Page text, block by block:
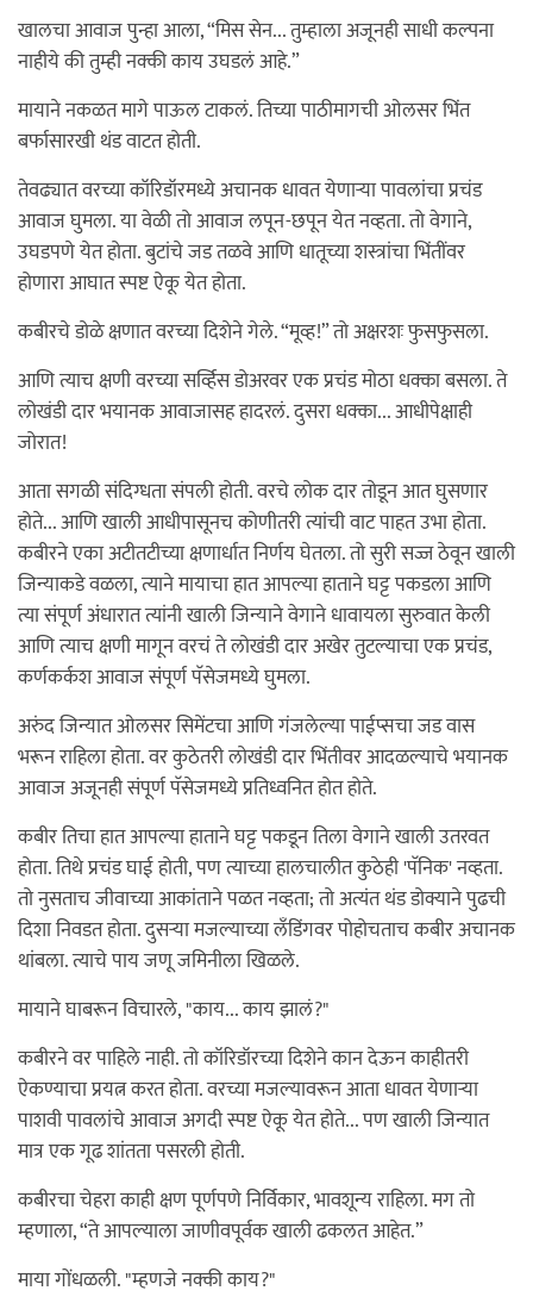
खालचा आवाज पुन्हा आला, “मिस सेन... तुम्हाला अजूनही साधी कल्पना
नाहीये की तुम्ही नक्की काय उघडलं आहे.”
मायाने नकळत मागे पाऊल टाकलं. तिच्या पाठीमागची ओलसर भिंत
बर्फासारखी थंड वाटत होती.
तेवढ्यात वरच्या कॉरिडॉरमध्ये अचानक धावत येणाऱ्या पावलांचा प्रचंड
आवाज घुमला. या वेळी तो आवाज लपून-छपून येत नव्हता. तो वेगाने,
उघडपणे येत होता. बुटांचे जड तळवे आणि धातूच्या शस्त्रांचा भिंतींवर
होणारा आघात स्पष्ट ऐकू येत होता.
कबीरचे डोळे क्षणात वरच्या दिशेने गेले. “मूव्ह!” तो अक्षरशः फुसफुसला.
आणि त्याच क्षणी वरच्या सर्व्हिस डोअरवर एक प्रचंड मोठा धक्का बसला. ते
लोखंडी दार भयानक आवाजासह हादरलं. दुसरा धक्का... आधीपेक्षाही
जोरात!
आता सगळी संदिग्धता संपली होती. वरचे लोक दार तोडून आत घुसणार
होते... आणि खाली आधीपासूनच कोणीतरी त्यांची वाट पाहत उभा होता.
कबीरने एका अटीतटीच्या क्षणार्धात निर्णय घेतला. तो सुरी सज्ज ठेवून खाली
जिन्याकडे वळला, त्याने मायाचा हात आपल्या हाताने घट्ट पकडला आणि
त्या संपूर्ण अंधारात त्यांनी खाली जिन्याने वेगाने धावायला सुरुवात केली
आणि त्याच क्षणी मागून वरचं ते लोखंडी दार अखेर तुटल्याचा एक प्रचंड,
कर्णकर्कश आवाज संपूर्ण पॅसेजमध्ये घुमला.
अरुंद जिन्यात ओलसर सिमेंटचा आणि गंजलेल्या पाईप्सचा जड वास
भरून राहिला होता. वर कुठेतरी लोखंडी दार भिंतीवर आदळल्याचे भयानक
आवाज अजूनही संपूर्ण पॅसेजमध्ये प्रतिध्वनित होत होते.
कबीर तिचा हात आपल्या हाताने घट्ट पकडून तिला वेगाने खाली उतरवत
होता. तिथे प्रचंड घाई होती, पण त्याच्या हालचालीत कुठेही 'पॅनिक' नव्हता.
तो नुसताच जीवाच्या आकांताने पळत नव्हता; तो अत्यंत थंड डोक्याने पुढची
दिशा निवडत होता. दुसऱ्या मजल्याच्या लँडिंगवर पोहोचताच कबीर अचानक
थांबला. त्याचे पाय जणू जमिनीला खिळले.
मायाने घाबरून विचारले, "काय... काय झालं?"
कबीरने वर पाहिले नाही. तो कॉरिडॉरच्या दिशेने कान देऊन काहीतरी
ऐकण्याचा प्रयत्न करत होता. वरच्या मजल्यावरून आता धावत येणाऱ्या
पाशवी पावलांचे आवाज अगदी स्पष्ट ऐकू येत होते... पण खाली जिन्यात
मात्र एक गूढ शांतता पसरली होती.
कबीरचा चेहरा काही क्षण पूर्णपणे निर्विकार, भावशून्य राहिला. मग तो
म्हणाला, “ते आपल्याला जाणीवपूर्वक खाली ढकलत आहेत.”
माया गोंधळली. "म्हणजे नक्की काय?"